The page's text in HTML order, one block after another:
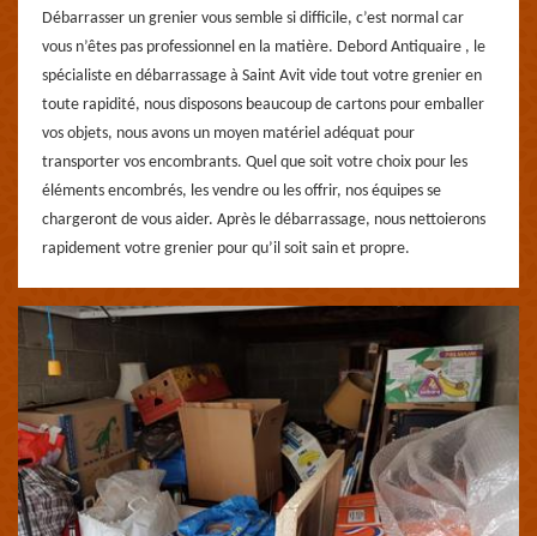
Débarrasser un grenier vous semble si difficile, c’est normal car
vous n’êtes pas professionnel en la matière. Debord Antiquaire , le
spécialiste en débarrassage à Saint Avit vide tout votre grenier en
toute rapidité, nous disposons beaucoup de cartons pour emballer
vos objets, nous avons un moyen matériel adéquat pour
transporter vos encombrants. Quel que soit votre choix pour les
éléments encombrés, les vendre ou les offrir, nos équipes se
chargeront de vous aider. Après le débarrassage, nous nettoierons
rapidement votre grenier pour qu’il soit sain et propre.